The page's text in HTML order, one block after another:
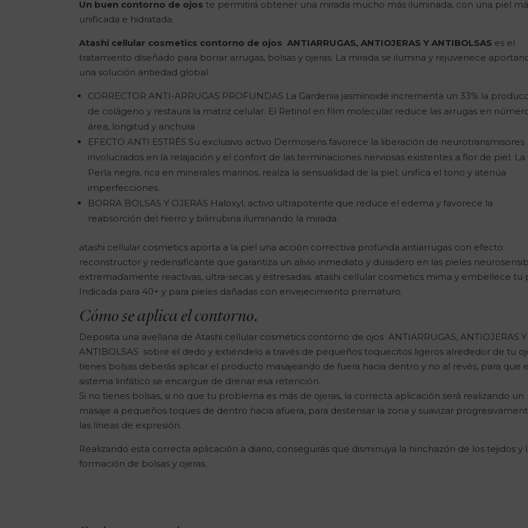
Un buen contorno de ojos te permitirá obtener una mirada mucho más iluminada, con una piel
unificada e hidratada.
Atashi cellular cosmetics contorno de ojos ANTIARRUGAS, ANTIOJERAS Y ANTIBOLSAS es el
tratamiento diseñado para borrar arrugas, bolsas y ojeras. La mirada se ilumina y rejuvenece
una solución antiedad global.
CORRECTOR ANTI-ARRUGAS PROFUNDAS La Gardenia jasminoide incrementa un 33% la
de colágeno y restaura la matriz celular. El Retinol en film molecular reduce las arrugas en
área, longitud y anchura
EFECTO ANTI ESTRÉS Su exclusivo activo Dermosens favorece la liberación de neurotransmisores
involucrados en la relajación y el confort de las terminaciones nerviosas existentes a flor de piel. La
Perla negra, rica en minerales marinos, realza la sensualidad de la piel, unifica el tono y atenúa
imperfecciones.
BORRA BOLSAS Y OJERAS Haloxyl, activo ultrapotente que reduce el edema y favorece la
reabsorción del hierro y bilirrubina iluminando la mirada.
atashi cellular cosmetics aporta a la piel una acción correctiva profunda antiarrugas con efecto
reconstructor y redensificante que garantiza un alivio inmediato y duradero en las pieles
extremadamente reactivas, ultra-secas y estresadas. atashi cellular cosmetics mima y embellece tu
Indicada para 40+ y para pieles dañadas con envejecimiento prematuro.
Cómo se aplica el contorno.
Deposita una avellana de Atashi cellular cosmetics contorno de ojos ANTIARRUGAS, ANTIOJERAS Y
ANTIBOLSAS sobre el dedo y extiéndelo a través de pequeños toquecitos ligeros alrededor de tu
tienes bolsas deberás aplicar el producto masajeando de fuera hacia dentro y no al revés, para que
sistema linfático se encargue de drenar esa retención.
Si no tienes bolsas, si no que tu problema es más de ojeras, la correcta aplicación será realizando un
masaje a pequeños toques de dentro hacia afuera, para destensar la zona y suavizar
las líneas de expresión.
Realizando esta correcta aplicación a diario, conseguirás que disminuya la hinchazón de los tejidos y
formación de bolsas y ojeras.